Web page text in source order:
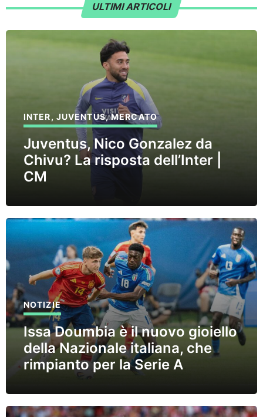
ULTIMI ARTICOLI
INTER, JUVENTUS,MERCATO
Juventus, Nico Gonzalez da
Chivu? La risposta dell’Inter |
CM
NOTIZIE
Issa Doumbia è il nuovo gioiello
della Nazionale italiana, che
rimpianto per la Serie A